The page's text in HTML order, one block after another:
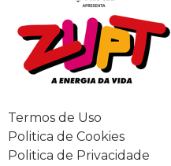
Termos de Uso
Politica de Cookies
Politica de Privacidade